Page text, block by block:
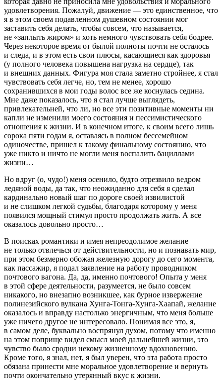
удовлетворения. Пожалуй, движение — это единственное, что
я в этом своем подавленном душевном состоянии мог
заставить себя делать, чтобы совсем, что называется,
не «заплыть жиром» и хоть немного чувствовать себя бодрее.
Через некоторое время от былой полноты почти не осталось
и следа, и в этом есть свои плюсы, касающиеся как здоровья
(у полного человека повышена нагрузка на сердце), так
и внешних данных. Фигура моя стала заметно стройнее, я стал
чувствовать себя легче, но, тем не менее, хорошо
сохранившихся в мои годы волос все же коснулась седина.
Мне даже показалось, что я стал лучше выглядеть,
привлекательней, что ли, но все эти позитивные моменты ни
капли не изменили моего состояния и пессимистического
отношения к жизни. И в конечном итоге, к своим всего лишь
сорока пяти годам я, оставаясь в полном бессемейном
одиночестве, пришел к такому финальному состоянию, что
уже никто и ничто не могли меня воспалить бациллами
жизни…
Но вдруг (о, чудо!) меня осенило, будто отрезвило ведром
ледяной воды, да так, что неожиданно для себя я сделал
кардинально новый шаг по дороге своей извилистой
и не слишком легкой судьбы, благодаря которому у меня
появился мощный стимул просто продолжать жить. А все
оказалось довольно просто…
В поисках романтики и имея непреодолимое желание
не только отвлечься от действительности, но и познавать мир,
при этом безмерно обожая железную дорогу до сего момента,
как пассажир, я подал заявление на работу проводником
почтового вагона. Да, да, именно почтового! Опыта у меня
в этой сфере деятельности, разумеется, не было совсем
никакого, но внезапно возникшее, как бурное извержение
полинезийского вулкана Хунга-Тонга-Хунга-Хаапай, желание
оказалось и вправду настолько энергичным, что меня больше
уже ничего другое не интересовало. Понимая все это, я,
в самом деле, буквально воспрянул духом, потому что именно
на этом поприще видел смысл моей дальнейшей жизни, это
чувство было сродни некому жизненному вдохновению.
Кроме того, я знал, нет, я был уверен, что эта работа просто
обязана принести мне моральное удовлетворение и вернуть
почти окончательно утерянный вкус к жизни.